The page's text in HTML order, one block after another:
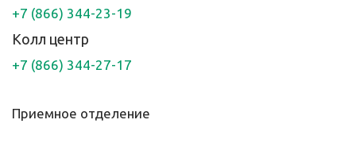
+7 (866) 344-23-19
Колл центр
+7 (866) 344-27-17
Приемное отделение